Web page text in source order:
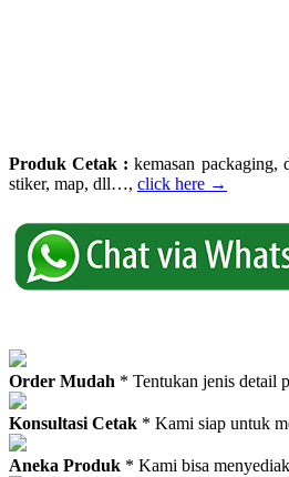
Produk Cetak : kemasan packaging,
stiker, map, dll…, click here →
Order Mudah * Tentukan jenis detail
Konsultasi Cetak * Kami siap untuk
Aneka Produk * Kami bisa